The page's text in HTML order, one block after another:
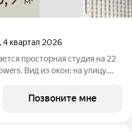
, 4 квартал 2026
просторная студия на 22
Вид из окон: на улицу.
заниматься черновыми
Позвоните мне